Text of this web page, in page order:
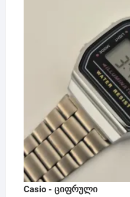
Casio - ციფრული